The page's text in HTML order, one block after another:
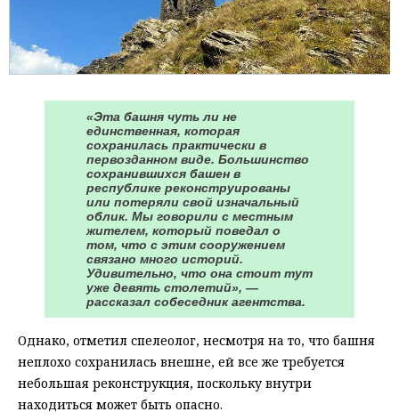
«Эта башня чуть ли не
единственная, которая
сохранилась практически в
первозданном виде. Большинство
сохранившихся башен в
республике реконструированы
или потеряли свой изначальный
облик. Мы говорили с местным
жителем, который поведал о
том, что с этим сооружением
связано много историй.
Удивительно, что она стоит тут
уже девять столетий», —
рассказал собеседник агентства.
Однако, отметил спелеолог, несмотря на то, что башня
неплохо сохранилась внешне, ей все же требуется
небольшая реконструкция, поскольку внутри
находиться может быть опасно.